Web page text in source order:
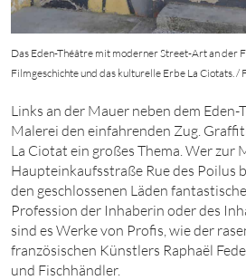
Das Eden-Théâtre mit moderner Street-Art an der
Filmgeschichte und das kulturelle Erbe La Ciotats. /
Links an der Mauer neben dem Eden-
Malerei den einfahrenden Zug.
La Ciotat ein großes Thema. Wer zur
Haupteinkaufsstraße Rue des Poilus
den geschlossenen Läden
Profession der Inhaberin oder des
sind es Werke von Profis, wie der
französischen Künstlers Raphaël
und Fischhändler.